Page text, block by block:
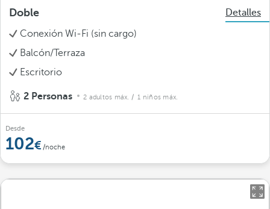
Doble
Detalles
Conexión Wi-Fi (sin cargo)
Balcón/Terraza
Escritorio
2 Personas 2 adultos máx. / 1 niños máx.
Desde
102 /noche